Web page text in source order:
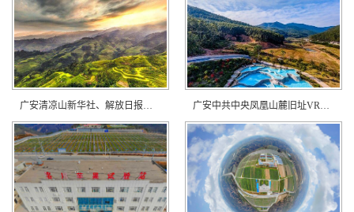
广安清凉山新华社、解放日报社旧址 广安中共中央凤凰山麓旧址VR全景